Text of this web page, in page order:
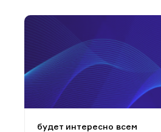
будет интересно всем